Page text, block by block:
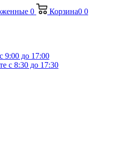
0 Корзина0 0
9:00 до 17:00
с 8:30 до 17:30